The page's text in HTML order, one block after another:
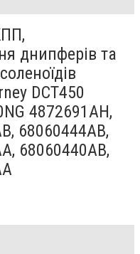
днипферів та
DCT450
4872691AH,
68060444AB,
68060440AB,